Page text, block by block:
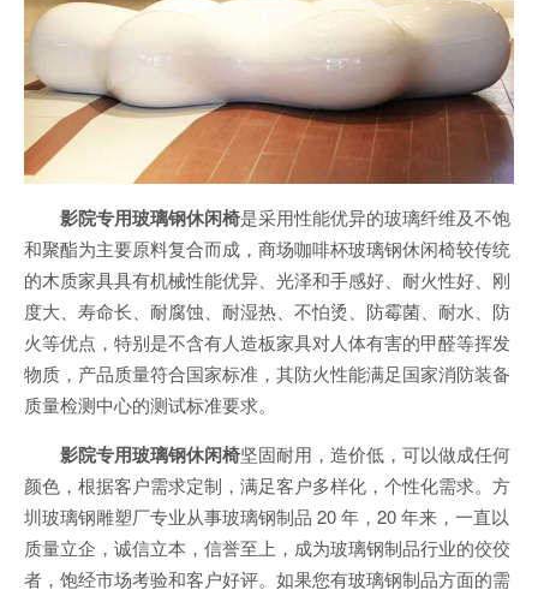
影院专用玻璃钢休闲椅是采用性能优异的玻璃纤维及不饱
和聚酯为主要原料复合而成，商场咖啡杯玻璃钢休闲椅较传统
的木质家具具有机械性能优异、光泽和手感好、耐火性好、刚
度大、寿命长、耐腐蚀、耐湿热、不怕烫、防霉菌、耐水、防
火等优点，特别是不含有人造板家具对人体有害的甲醛等挥发
物质，产品质量符合国家标准，其防火性能满足国家消防装备
质量检测中心的测试标准要求。
影院专用玻璃钢休闲椅坚固耐用，造价低，可以做成任何
颜色，根据客户需求定制，满足客户多样化，个性化需求。方
圳玻璃钢雕塑厂专业从事玻璃钢制品 20 年，20 年来，一直以
质量立企，诚信立本，信誉至上，成为玻璃钢制品行业的佼佼
者，饱经市场考验和客户好评。如果您有玻璃钢制品方面的需